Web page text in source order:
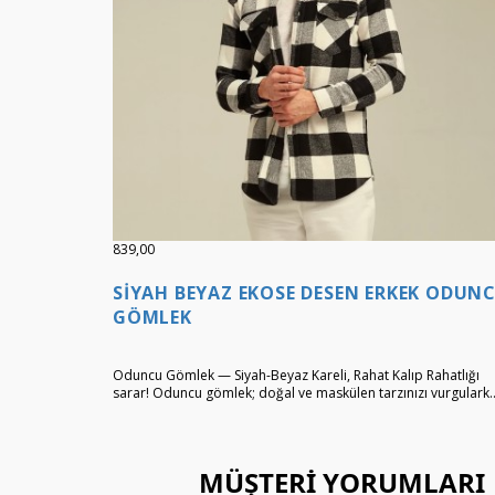
839,00
SIYAH BEYAZ EKOSE DESEN ERKEK
GÖMLEK
Oduncu Gömlek — Siyah-Beyaz Kareli, Rahat Kalıp Rahatlığı
sarar! Oduncu gömlek; doğal ve maskülen tarzınızı vurgulark..
MÜŞTERI YORUMLARI